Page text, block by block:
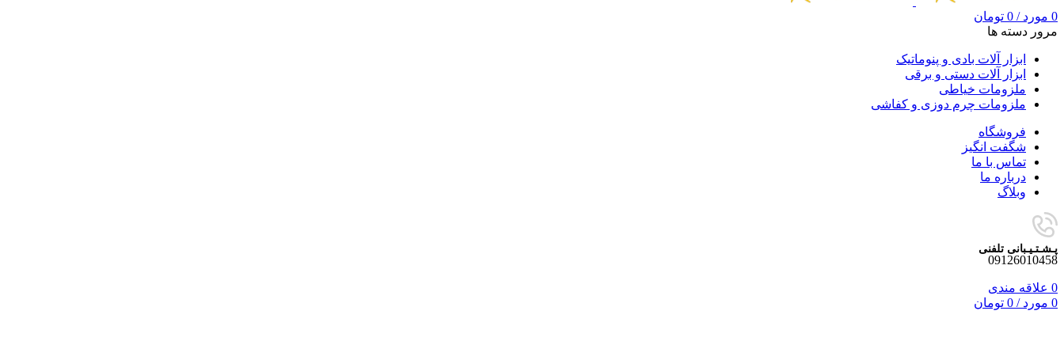
0 مورد /
0 تومان
مرور دسته ها
ابزار آلات بادی و پنوماتیک
ابزار آلات دستی و برقی
ملزومات خیاطی
ملزومات چرم دوزی و کفاشی
فروشگاه
شگفت انگیز
تماس با ما
درباره ما
وبلاگ
پـشـتـیـبانی تلفنی
09126010458
0 علاقه مندی
0 مورد /
0 تومان